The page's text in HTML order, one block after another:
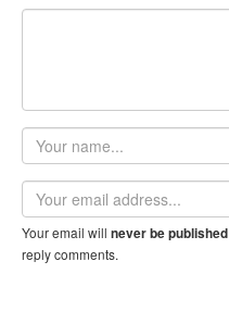
Your
name
Email
address
Your email will never be published
reply comments.